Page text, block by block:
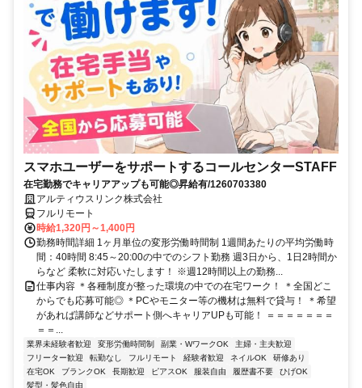
スマホユーザーをサポートするコールセンターSTAFF
在宅勤務でキャリアアップも可能◎昇給有/1260703380
アルティウスリンク株式会社
フルリモート
時給1,320円～1,400円
勤務時間詳細 1ヶ月単位の変形労働時間制 1週間あたりの平均労働時
間：40時間 8:45～20:00の中でのシフト勤務 週3日から、1日2時間か
らなど 柔軟に対応いたします！ ※週12時間以上の勤務...
仕事内容 ＊各種制度が整った環境の中での在宅ワーク！ ＊全国どこ
からでも応募可能◎ ＊PCやモニター等の機材は無料で貸与！ ＊希望
があれば講師などサポート側へキャリアUPも可能！ ＝＝＝＝＝＝＝
＝＝...
業界未経験者歓迎 変形労働時間制 副業・WワークOK
主婦・主夫歓迎
フリーター歓迎
転勤なし フルリモート 経験者歓迎 ネイルOK
研修あり
在宅OK
ブランクOK 長期歓迎 ピアスOK 服装自由 履歴書不要
ひげOK
髪型・髪色自由